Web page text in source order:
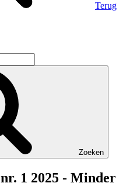
Terug
Zoeken
1 2025 - Minder